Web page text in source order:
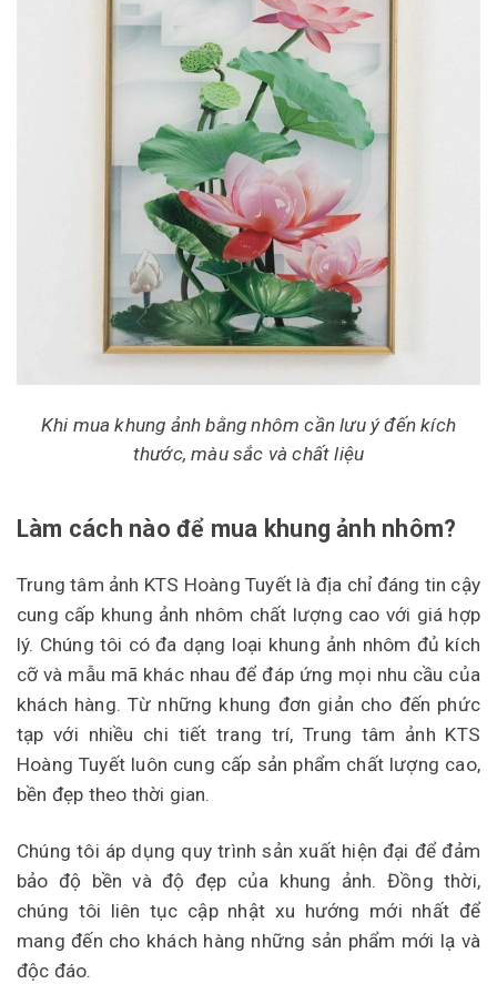
Khi mua khung ảnh bằng nhôm cần lưu ý đến kích
thước, màu sắc và chất liệu
Làm cách nào để mua khung ảnh nhôm?
Trung tâm ảnh KTS Hoàng Tuyết là địa chỉ đáng tin cậy
cung cấp khung ảnh nhôm chất lượng cao với giá hợp
lý. Chúng tôi có đa dạng loại khung ảnh nhôm đủ kích
cỡ và mẫu mã khác nhau để đáp ứng mọi nhu cầu của
khách hàng. Từ những khung đơn giản cho đến phức
tạp với nhiều chi tiết trang trí, Trung tâm ảnh KTS
Hoàng Tuyết luôn cung cấp sản phẩm chất lượng cao,
bền đẹp theo thời gian.
Chúng tôi áp dụng quy trình sản xuất hiện đại để đảm
bảo độ bền và độ đẹp của khung ảnh. Đồng thời,
chúng tôi liên tục cập nhật xu hướng mới nhất để
mang đến cho khách hàng những sản phẩm mới lạ và
độc đáo.